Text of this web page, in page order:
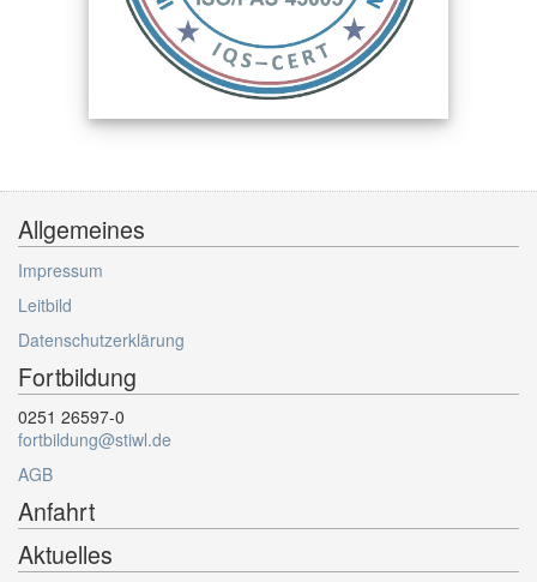
Allgemeines
Impressum
Leitbild
Datenschutzerklärung
Fortbildung
0251 26597-0
fortbildung@stiwl.de
AGB
Anfahrt
Aktuelles